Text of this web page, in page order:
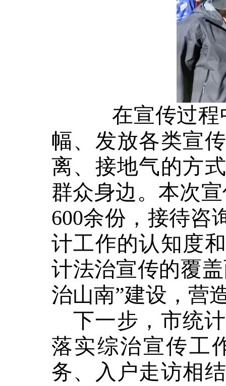
在宣传过程
幅、发放各类宣
离、接地气的方
群众身边。本次
600余份，接待咨
计工作的认知度
计法治宣传的覆
治山南”建设，营
下一步，市统
落实综治宣传工
务、入户走访相